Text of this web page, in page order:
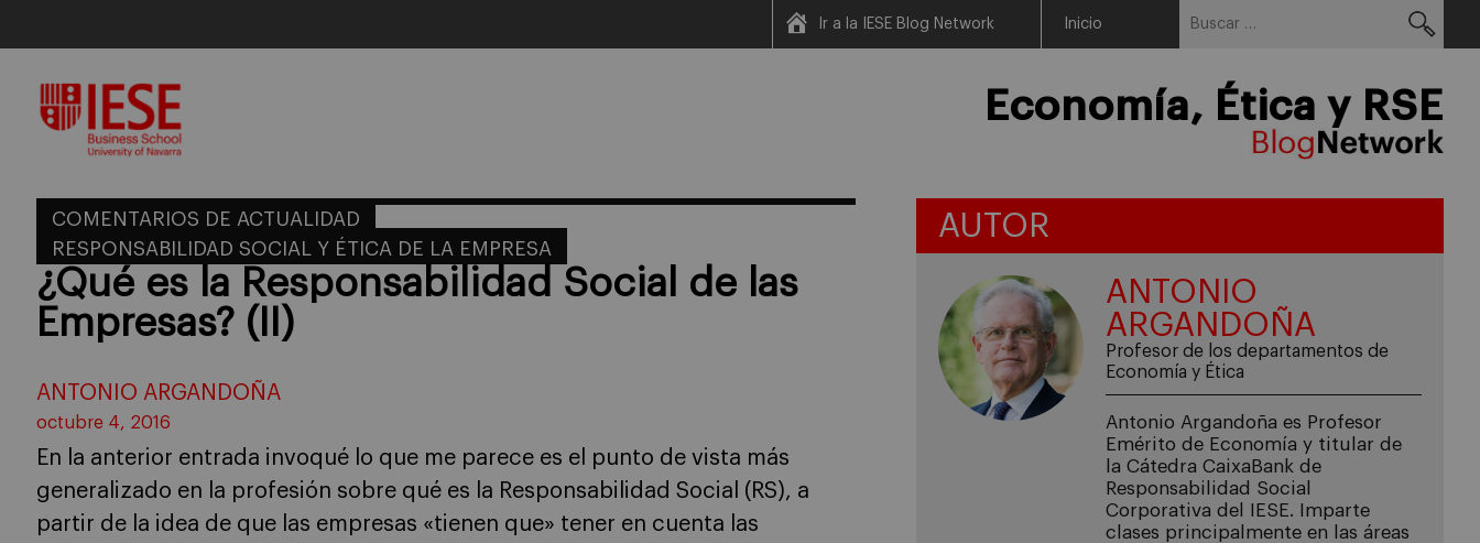
content
Ir a la IESE Blog Network Inicio
Economía, Ética y RSE
COMENTARIOS DE ACTUALIDAD
RESPONSABILIDAD SOCIAL Y ÉTICA DE LA EMPRESA
¿Qué es la Responsabilidad Social de las
Empresas? (II)
ANTONIO ARGANDOÑA
octubre 4, 2016
En la anterior entrada invoqué lo que me parece es el punto de vista más
generalizado en la profesión sobre qué es la Responsabilidad Social (RS), a
partir de la idea de que las empresas «tienen que» tener en cuenta las
AUTOR
ANTONIO
ARGANDOÑA
Profesor de los departamentos de
Economía y Ética
Antonio Argandoña es Profesor
Emérito de Economía y titular de
la Cátedra CaixaBank de
Responsabilidad Social
Corporativa del IESE. Imparte
clases principalmente en las áreas